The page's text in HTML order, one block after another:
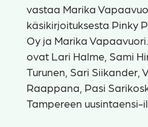
vastaa Marika
käsikirjoituksesta Pinky
Oy ja Marika
ovat Lari Halme, Sami
Turunen, Sari Siikander,
Raappana, Pasi
Tampereen uusintaensi-